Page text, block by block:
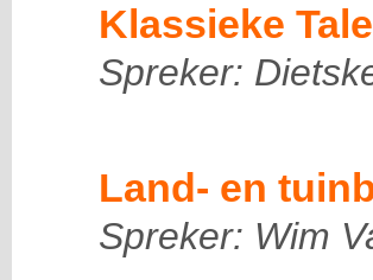
Klassieke
Spreker:
Land- en
Spreker: Wim